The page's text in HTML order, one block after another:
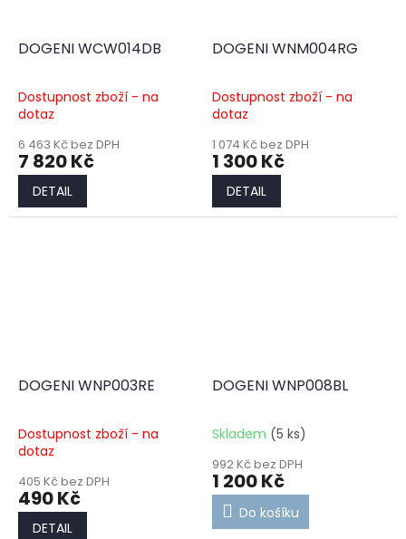
DOGENI WCW014DB
Dostupnost zboží - na
dotaz
6 463 Kč bez DPH
7 820 Kč
DETAIL
DOGENI WNM004RG
Dostupnost zboží - na
dotaz
1 074 Kč bez DPH
1 300 Kč
DETAIL
DOGENI WNP003RE
Dostupnost zboží - na
dotaz
405 Kč bez DPH
490 Kč
DETAIL
DOGENI WNP008BL
Skladem (5 ks)
992 Kč bez DPH
1 200 Kč
Do košíku